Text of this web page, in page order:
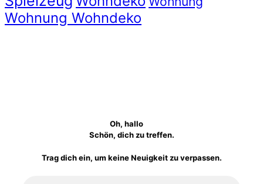
Wohnung Wohndeko
Oh, hallo
Schön, dich zu treffen.
Trag dich ein, um keine Neuigkeit zu verpassen.